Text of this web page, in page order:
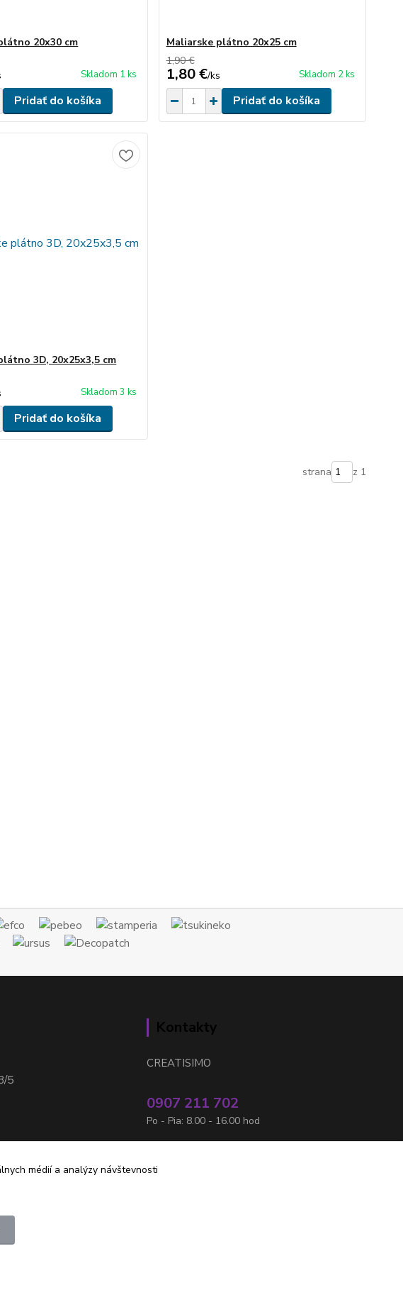
20x30 cm
Skladom 1 ks
Pridať do košíka
Maliarske plátno 20x25 cm
1,90 €
1,80 €/ks Skladom 2 ks
Pridať do košíka
3D, 20x25x3,5 cm
Skladom 3 ks
Pridať do košíka
strana z 1
5
Kontakty
CREATISIMO
0907 211 702
Po - Pia: 8.00 - 16.00 hod
médií a analýzy návštevnosti